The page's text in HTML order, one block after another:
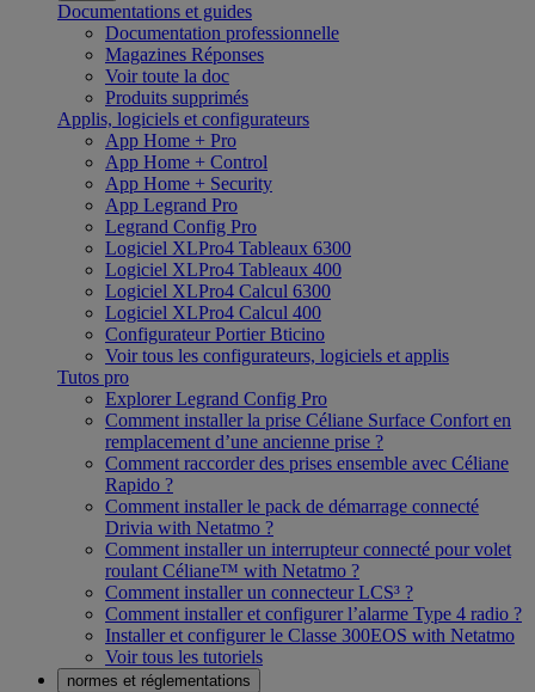
Documentations et guides
Documentation professionnelle
Magazines Réponses
Voir toute la doc
Produits supprimés
Applis, logiciels et configurateurs
App Home + Pro
App Home + Control
App Home + Security
App Legrand Pro
Legrand Config Pro
Logiciel XLPro4 Tableaux 6300
Logiciel XLPro4 Tableaux 400
Logiciel XLPro4 Calcul 6300
Logiciel XLPro4 Calcul 400
Configurateur Portier Bticino
Voir tous les configurateurs, logiciels et applis
Tutos pro
Explorer Legrand Config Pro
Comment installer la prise Céliane Surface Confort en
remplacement d’une ancienne prise ?
Comment raccorder des prises ensemble avec Céliane
Rapido ?
Comment installer le pack de démarrage connecté
Drivia with Netatmo ?
Comment installer un interrupteur connecté pour volet
roulant Céliane™ with Netatmo ?
Comment installer un connecteur LCS³ ?
Comment installer et configurer l’alarme Type 4 radio ?
Installer et configurer le Classe 300EOS with Netatmo
Voir tous les tutoriels
normes et réglementations